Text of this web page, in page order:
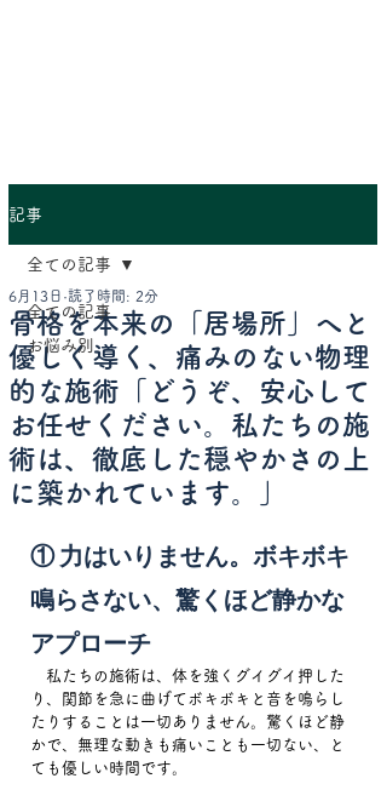
記事
全ての記事
お悩み別
全ての記事
骨格を本来の「居場所」へと
優しく導く、痛みのない物理
的な施術「どうぞ、安心して
お任せください。私たちの施
術は、徹底した穏やかさの上
に築かれています。」
6月13日 読了時間: 2分
① 力はいりません。ボキボキ
鳴らさない、驚くほど静かな
アプローチ
私たちの施術は、体を強くグイグイ押した
り、関節を急に曲げてボキボキと音を鳴らし
たりすることは一切ありません。驚くほど静
かで、無理な動きも痛いことも一切ない、と
ても優しい時間です。